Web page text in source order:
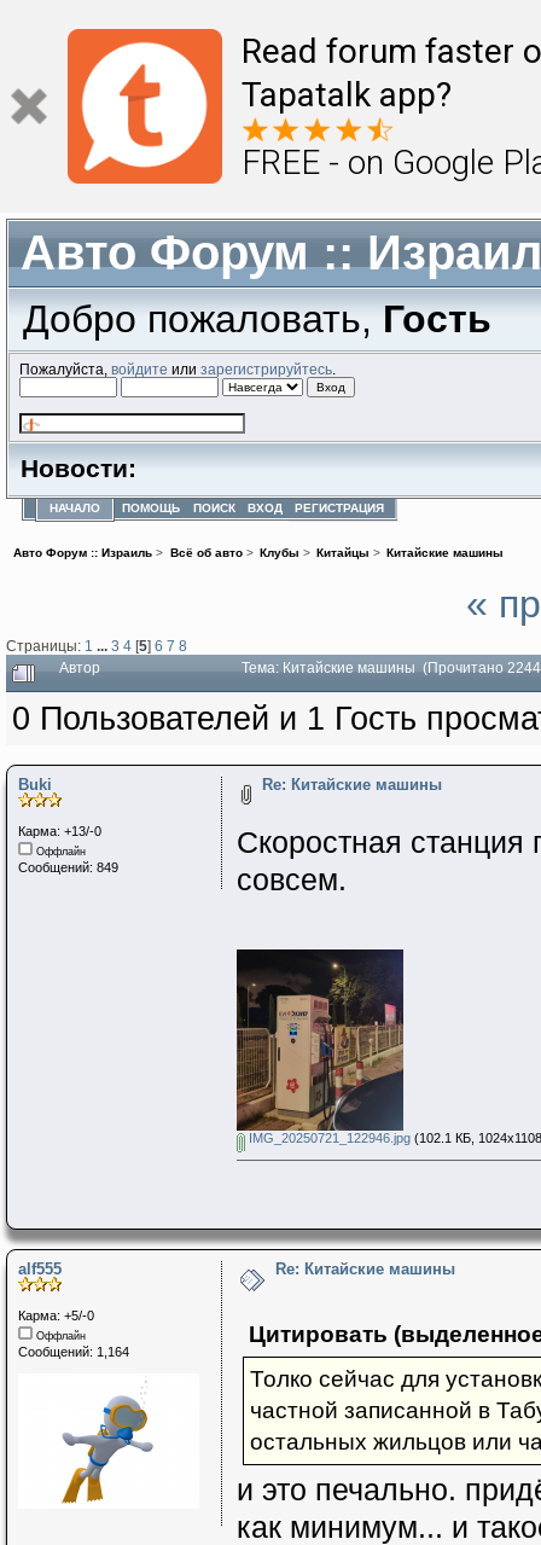
Read forum faster
Tapatalk app?
FREE - on Google
Авто Форум ::
Добро пожаловать,Гость
Пожалуйста,войдите илизарегистрируйтесь
Новости:
НАЧАЛО ПОМОЩЬ ПОИСК ВХОД РЕГИСТРАЦИЯ
Авто Форум :: Израиль > Всё об авто> Клубы > Китайцы > Китайские машины
«
Страницы: 1 ... 3 4 [5] 6 7 8
Автор Тема: Китайские машины (Прочитано
0 Пользователей и 1 Гость
Buki
Карма: +13/-0
Оффлайн
Сообщений: 849
Re: Китайские машины
Скоростная станция
совсем.
IMG_20250721_122946.jpg(102.1 КБ,
alf555
Карма: +5/-0
Оффлайн
Сообщений: 1,164
Re: Китайские машины
Цитировать
Толко сейчас для
частной записанной в
остальных жильцов или
и это печально.
как минимум... и